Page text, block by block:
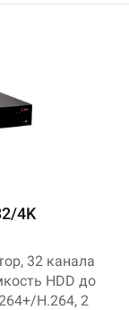
4K
32 канала
HDD до
H.264, 2